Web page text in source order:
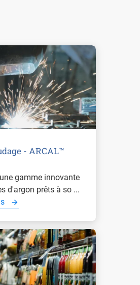
- ARCAL™
gamme innovante
d'argon prêts à so ...